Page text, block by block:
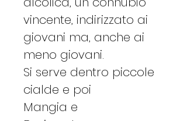
vincente, indirizzato ai
giovani ma, anche ai
meno giovani.
Si serve dentro piccole
cialde e poi
Mangia e